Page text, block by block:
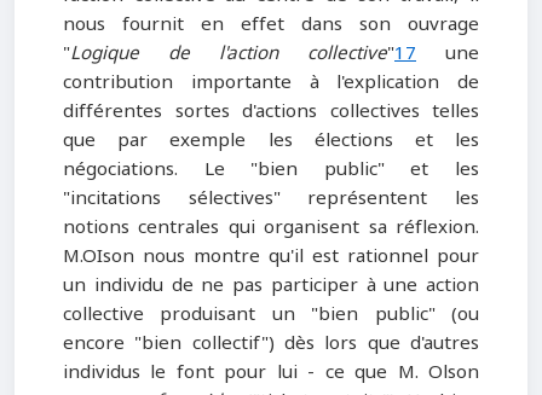
nous fournit en effet dans son ouvrage
"Logique de l'action collective"17 une
contribution importante à l'explication de
différentes sortes d'actions collectives telles
que par exemple les élections et les
négociations. Le "bien public" et les
"incitations sélectives" représentent les
notions centrales qui organisent sa réflexion.
M.OIson nous montre qu'il est rationnel pour
un individu de ne pas participer à une action
collective produisant un "bien public" (ou
encore "bien collectif") dès lors que d'autres
individus le font pour lui - ce que M. Olson